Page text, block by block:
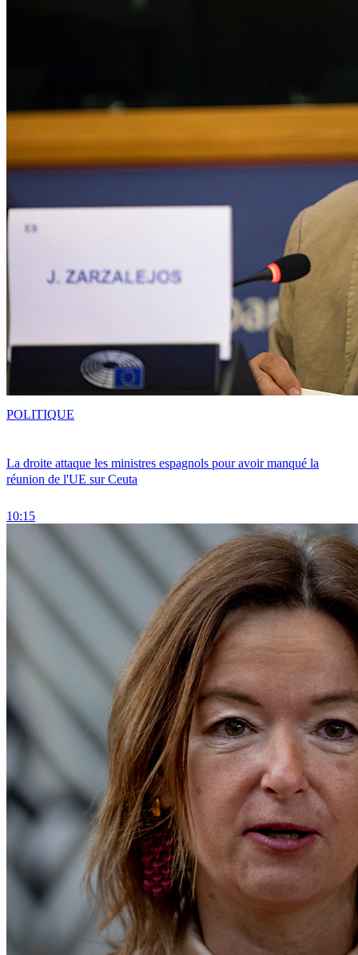
La droite attaque les ministres espagnols pour avoir manqué la
réunion de l'UE sur Ceuta
10:15
POLITIQUE